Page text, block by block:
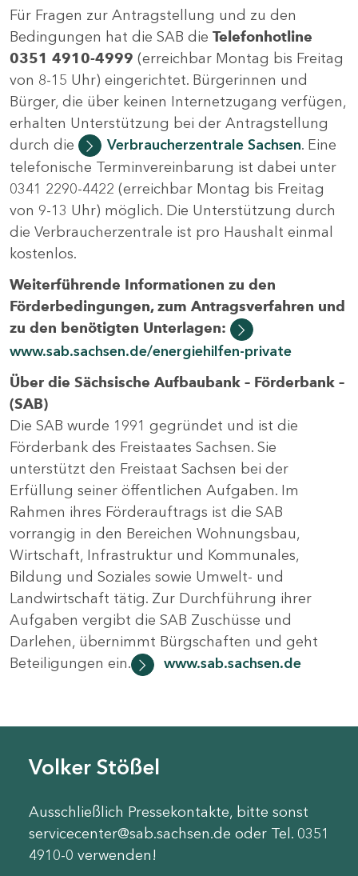
Für Fragen zur Antragstellung und zu den
Bedingungen hat die SAB die Telefonhotline
0351 4910-4999 (erreichbar Montag bis Freitag
von 8-15 Uhr) eingerichtet. Bürgerinnen und
Bürger, die über keinen Internetzugang verfügen,
erhalten Unterstützung bei der Antragstellung
durch die
Verbraucherzentrale Sachsen. Eine
telefonische Terminvereinbarung ist dabei unter
0341 2290-4422 (erreichbar Montag bis Freitag
von 9-13 Uhr) möglich. Die Unterstützung durch
die Verbraucherzentrale ist pro Haushalt einmal
kostenlos.
Weiterführende Informationen zu den
Förderbedingungen, zum Antragsverfahren und
zu den benötigten Unterlagen:
www.sab.sachsen.de/energiehilfen-private
Über die Sächsische Aufbaubank – Förderbank –
(SAB)
Die SAB wurde 1991 gegründet und ist die
Förderbank des Freistaates Sachsen. Sie
unterstützt den Freistaat Sachsen bei der
Erfüllung seiner öffentlichen Aufgaben. Im
Rahmen ihres Förderauftrags ist die SAB
vorrangig in den Bereichen Wohnungsbau,
Wirtschaft, Infrastruktur und Kommunales,
Bildung und Soziales sowie Umwelt- und
Landwirtschaft tätig. Zur Durchführung ihrer
Aufgaben vergibt die SAB Zuschüsse und
Darlehen, übernimmt Bürgschaften und geht
Beteiligungen ein.
www.sab.sachsen.de
Volker Stößel
Ausschließlich Pressekontakte, bitte sonst
servicecenter@sab.sachsen.de oder Tel. 0351
4910-0 verwenden!